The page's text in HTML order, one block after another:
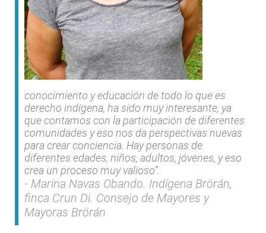
conocimiento y educación de todo lo que es
derecho indígena, ha sido muy interesante, ya
que contamos con la participación de diferentes
comunidades y eso nos da perspectivas nuevas
para crear conciencia. Hay personas de
diferentes edades, niños, adultos, jóvenes, y eso
crea un proceso muy valioso”.
Marina Navas Obando. Indígena Brörán,
finca Crun Di. Consejo de Mayores y
Mayoras Brörán